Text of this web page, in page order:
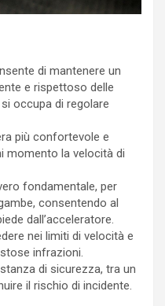
di mantenere un
e rispettoso delle
occupa di regolare
più confortevole e
momento la velocità di
fondamentale, per
consentendo al
dall’acceleratore.
nei limiti di velocità e
infrazioni.
di sicurezza, tra un
il rischio di incidente.